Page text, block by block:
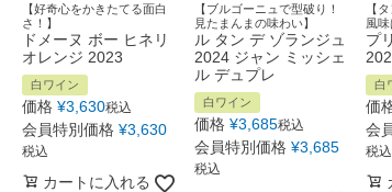
【好奇心をかきたてる面白
さ！】
ドメーヌ ボー ヒネリ
オレンジ 2023
白ワイン
価格 ¥3,630税込
会員特別価格 ¥3,630
税込
カートに入れる
【ブルゴーニュで型破り！
見たまんまの味わい】
ル タン デ ゾランジュ
2024 ジャン ミッシェ
ル デュプレ
白ワイン
価格 ¥3,685税込
会員特別価格 ¥3,685
税込
【
風
プ
白
価
会
税込